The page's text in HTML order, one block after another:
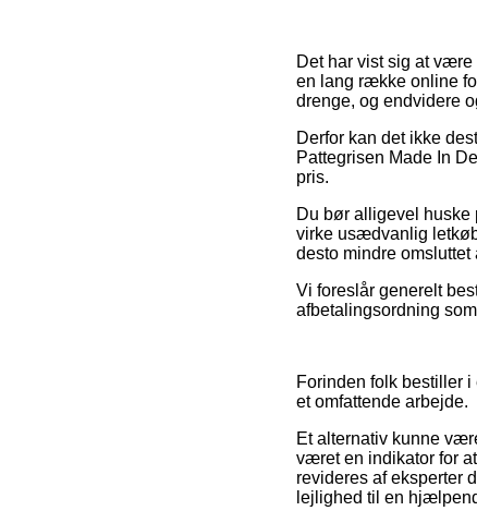
Det har vist sig at
en lang række online
drenge, og endvidere
Derfor kan det ikke
Pattegrisen Made In
pris.
Du bør alligevel huske
virke usædvanlig
desto mindre
Vi foreslår generelt
afbetalingsordning
Forinden folk bestiller
et omfattende arbejde.
Et alternativ kunne
været en indikator for
revideres af eksperter
lejlighed til en